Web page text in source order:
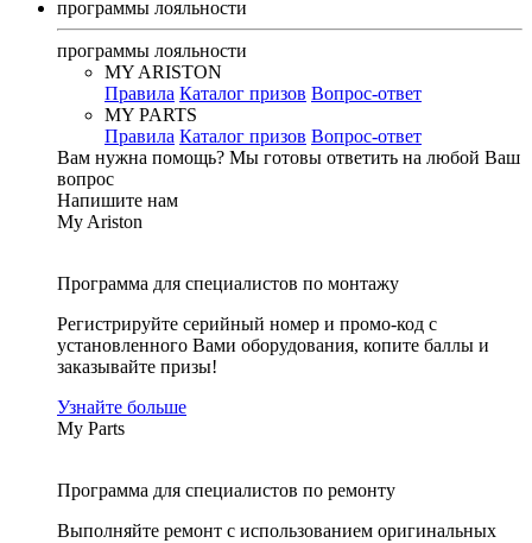
программы лояльности
программы лояльности
MY ARISTON
Правила Каталог призов Вопрос-ответ
MY PARTS
Правила Каталог призов Вопрос-ответ
Вам нужна помощь? Мы готовы ответить на любой Ваш
вопрос
Напишите нам
My Ariston
Программа для специалистов по монтажу
Регистрируйте серийный номер и промо-код с
установленного Вами оборудования, копите баллы и
заказывайте призы!
Узнайте больше
My Parts
Программа для специалистов по ремонту
Выполняйте ремонт с использованием оригинальных